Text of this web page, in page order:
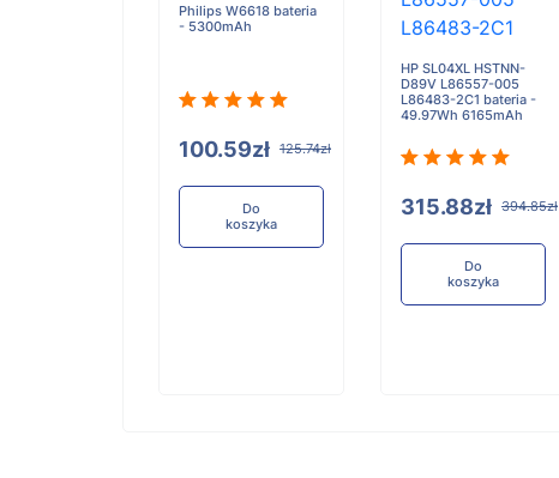
Philips W6618 bateria
- 5300mAh
100.59zł 125.74zł
Do
koszyka
HP SL04XL HSTNN-
D89V L86557-005
L86483-2C1 bateria -
49.97Wh 6165mAh
315.88zł 394.85zł
Do
koszyka